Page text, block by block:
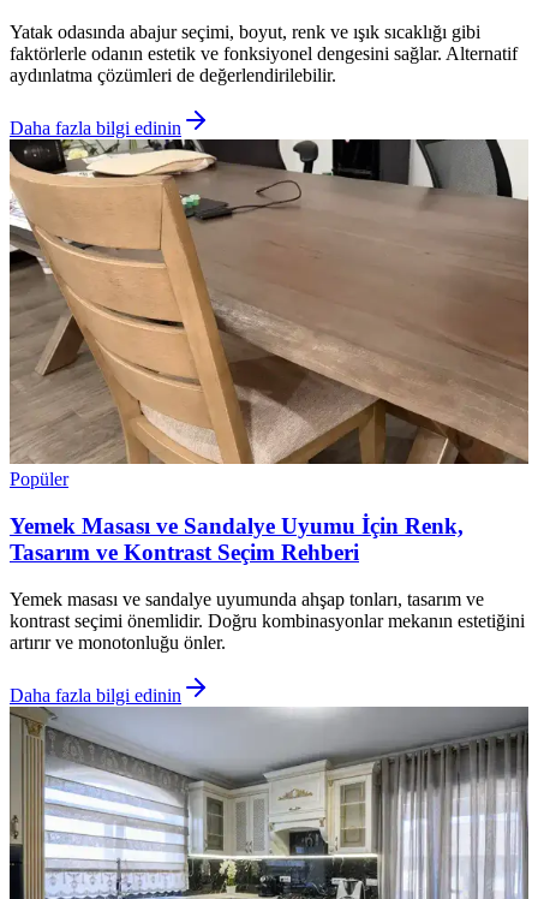
Yatak odasında abajur seçimi, boyut, renk ve ışık sıcaklığı gibi
faktörlerle odanın estetik ve fonksiyonel dengesini sağlar. Alternatif
aydınlatma çözümleri de değerlendirilebilir.
Daha fazla bilgi edinin
Popüler
Yemek Masası ve Sandalye Uyumu İçin Renk,
Tasarım ve Kontrast Seçim Rehberi
Yemek masası ve sandalye uyumunda ahşap tonları, tasarım ve
kontrast seçimi önemlidir. Doğru kombinasyonlar mekanın estetiğini
artırır ve monotonluğu önler.
Daha fazla bilgi edinin